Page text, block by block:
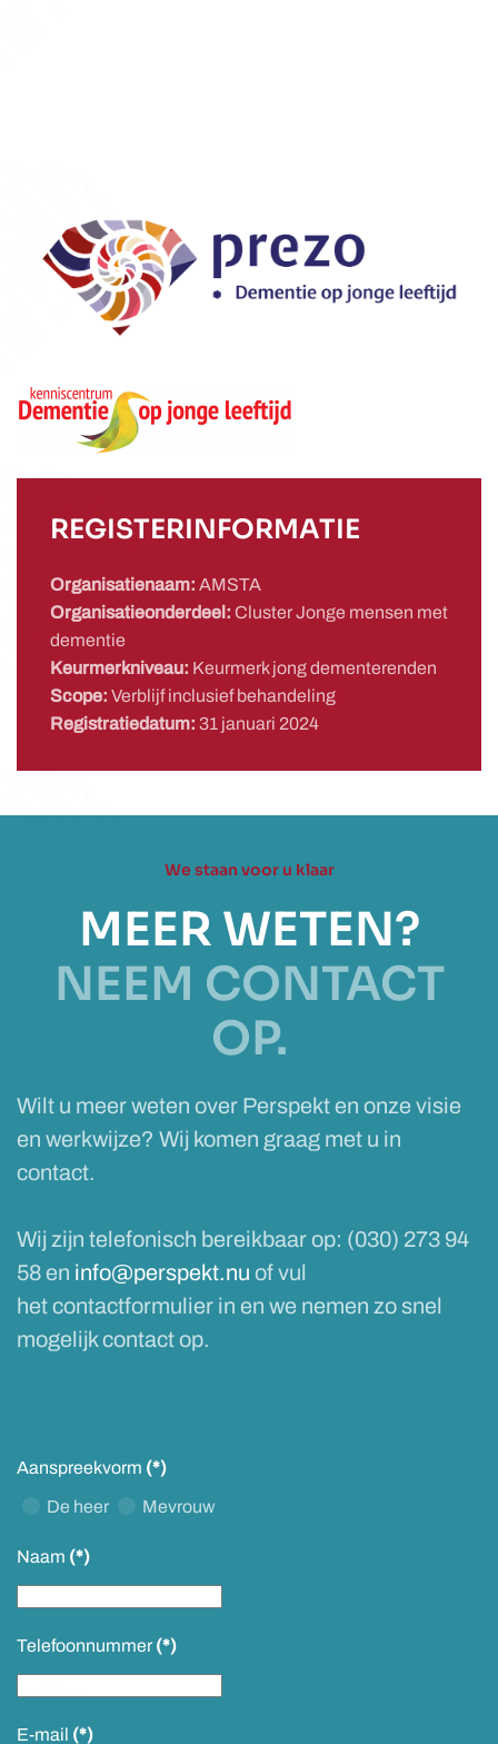
REGISTERINFORMATIE
Organisatienaam: AMSTA
Organisatieonderdeel: Cluster Jonge mensen met
dementie
Keurmerkniveau: Keurmerk jong dementerenden
Scope: Verblijf inclusief behandeling
Registratiedatum: 31 januari 2024
We staan voor u klaar
MEER WETEN?
NEEM CONTACT
OP.
Wilt u meer weten over Perspekt en onze visie
en werkwijze? Wij komen graag met u in
contact.
Wij zijn telefonisch bereikbaar op: (030) 273 94
58 en info@perspekt.nu of vul
het contactformulier in en we nemen zo snel
mogelijk contact op.
Aanspreekvorm (*)
De heer Mevrouw
Naam (*)
Telefoonnummer (*)
E-mail (*)